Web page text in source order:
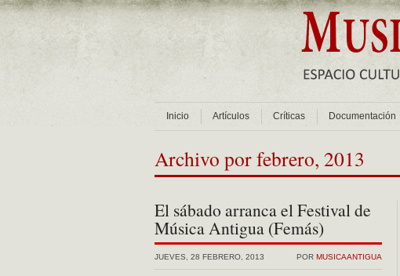
Inicio Artículos Críticas Documentación
Archivo por febrero, 2013
El sábado arranca el Festival de
Música Antigua (Femás)
POR MUSICAANTIGUA
JUEVES, 28 FEBRERO, 2013